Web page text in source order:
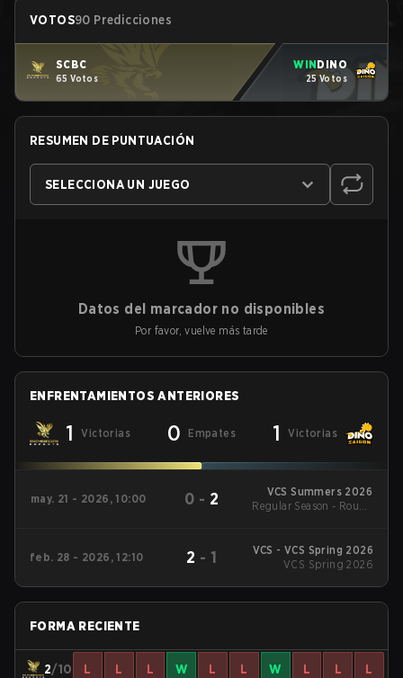
VOTOS90 Predicciones
SCBC
65 Votos
WINDINO
25 Votos
RESUMEN DE PUNTUACIÓN
SELECCIONA UN JUEGO
Datos del marcador no disponibles
Por favor, vuelve más tarde
ENFRENTAMIENTOS ANTERIORES
1 Victorias 0 Empates 1 Victorias
may. 21 - 2026, 10:00 0 - 2
VCS Summers 2026
Regular Season - Round
feb. 28 - 2026, 12:10 2 - 1
VCS - VCS Spring 2026
VCS Spring 2026
FORMA RECIENTE
2/10 L L L W L L W L L L